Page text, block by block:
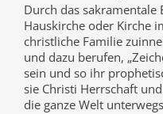
Durch das sakramentale
Hauskirche oder Kirche
christliche Familie
und dazu berufen,
sein und so ihr
sie Christi Herrschaft
die ganze Welt